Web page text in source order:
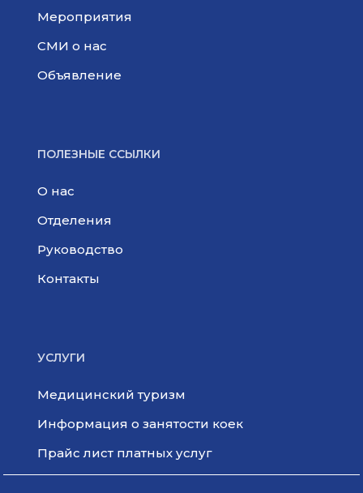
Мероприятия
СМИ о нас
Объявление
ПОЛЕЗНЫЕ ССЫЛКИ
О нас
Отделения
Руководство
Контакты
УСЛУГИ
Медицинский туризм
Информация о занятости коек
Прайс лист платных услуг